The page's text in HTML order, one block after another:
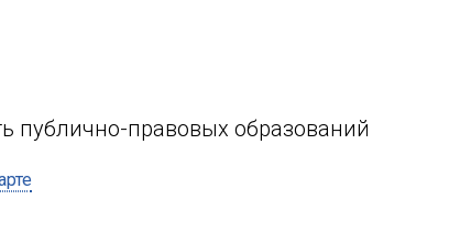
публично-правовых образований